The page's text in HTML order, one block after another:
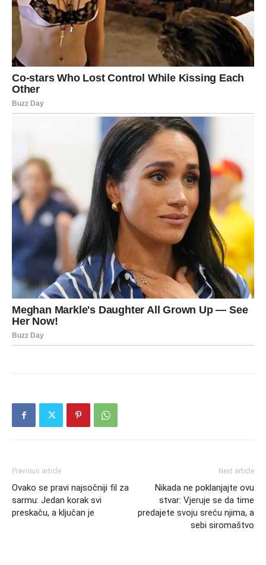
Previous article
Ovako se pravi najsočniji fil za
sarmu: Jedan korak svi
preskaču, a ključan je
Next article
Nikada ne poklanjajte ovu
stvar: Vjeruje se da time
predajete svoju sreću njima, a
sebi siromaštvo